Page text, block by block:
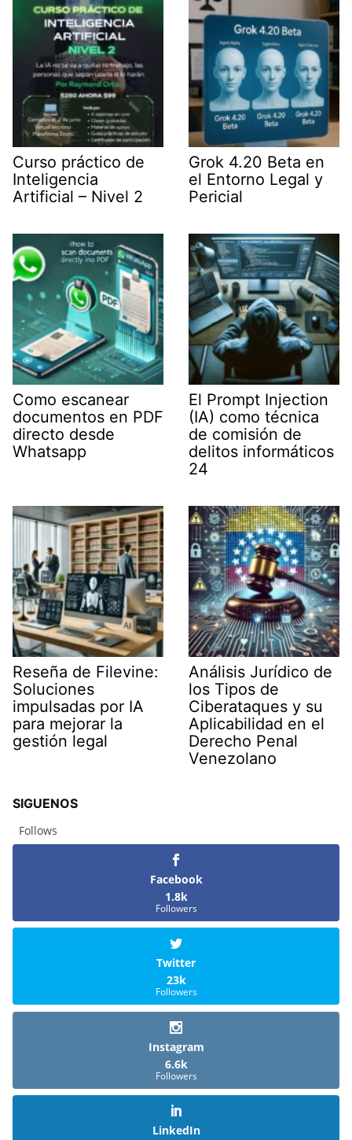
r
)
Curso práctico de
Inteligencia
Artificial – Nivel 2
Grok 4.20 Beta en
el Entorno Legal y
Pericial
Como escanear
documentos en PDF
directo desde
Whatsapp
El Prompt Injection
(IA) como técnica
de comisión de
delitos informáticos
24
Reseña de Filevine:
Soluciones
impulsadas por IA
para mejorar la
gestión legal
Análisis Jurídico de
los Tipos de
Ciberataques y su
Aplicabilidad en el
Derecho Penal
Venezolano
SIGUENOS
Follows
Facebook
1.8k
Followers
Twitter
23k
Followers
Instagram
6.6k
Followers
LinkedIn